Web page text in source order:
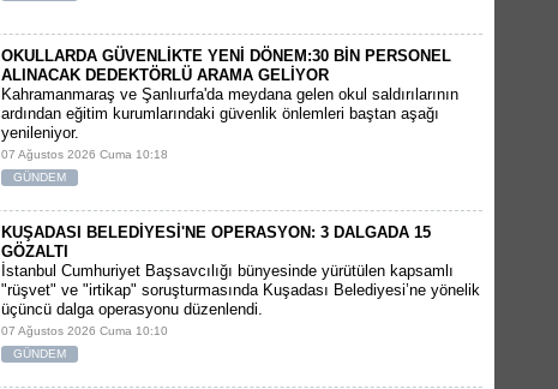
OKULLARDA GÜVENLİKTE YENİ DÖNEM:30 BİN PERSONEL
ALINACAK DEDEKTÖRLÜ ARAMA GELİYOR
​Kahramanmaraş ve Şanlıurfa'da meydana gelen okul saldırılarının
ardından eğitim kurumlarındaki güvenlik önlemleri baştan aşağı
yenileniyor.
07 Ağustos 2026 Cuma 10:18
GÜNDEM
KUŞADASI BELEDİYESİ'NE OPERASYON: 3 DALGADA 15
GÖZALTI
​İstanbul Cumhuriyet Başsavcılığı bünyesinde yürütülen kapsamlı
"rüşvet" ve "irtikap" soruşturmasında Kuşadası Belediyesi’ne yönelik
üçüncü dalga operasyonu düzenlendi.
07 Ağustos 2026 Cuma 10:10
GÜNDEM